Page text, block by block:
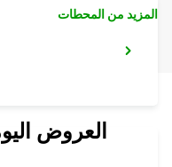
المزيد من المحطات
العروض